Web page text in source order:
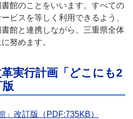
館のことをいいます。すべての
ビスを等しく利用できるよう、
館と連携しながら、三重県全体
努めます。
実行計画「どこにも2
」改訂版（PDF:735KB）